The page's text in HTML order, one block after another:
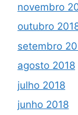
novembro
outubro
setembro
agosto 2018
julho 2018
junho 2018